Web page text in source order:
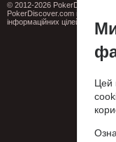
© 2012-2026
PokerDiscover.com не є
інформаційних цілей. 18+
Цей